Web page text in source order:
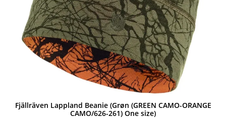
Fjällräven Lappland Beanie (Grøn (GREEN CAMO-ORANGE
CAMO/626-261) One size)